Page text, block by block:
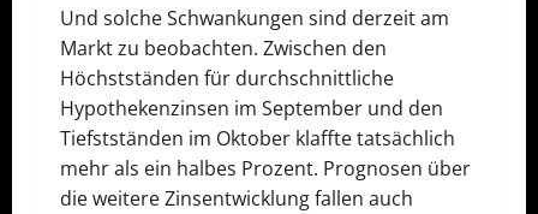
Und solche Schwankungen sind derzeit am
Markt zu beobachten. Zwischen den
Höchstständen für durchschnittliche
Hypothekenzinsen im September und den
Tiefstständen im Oktober klaffte tatsächlich
mehr als ein halbes Prozent. Prognosen über
die weitere Zinsentwicklung fallen auch